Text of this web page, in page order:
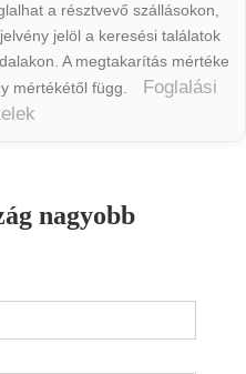
a résztvevő szállásokon,
jelöl a keresési találatok
A megtakarítás mértéke
mértékétől függ.
Foglalási
nagyobb